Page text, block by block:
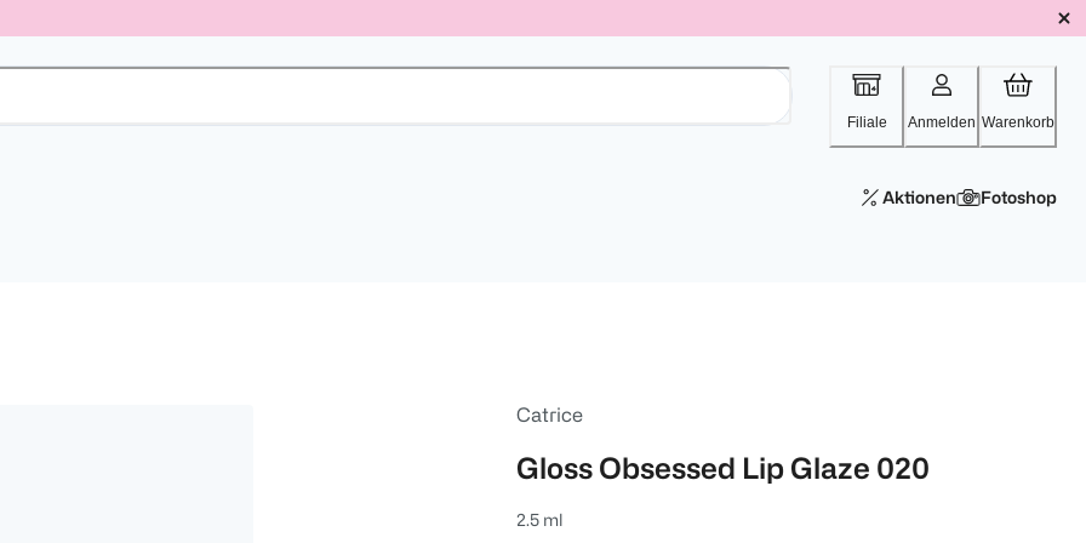
Filiale Anmelden Warenkorb
Aktionen Fotoshop
Catrice
Gloss Obsessed Lip Glaze 020
2.5 ml